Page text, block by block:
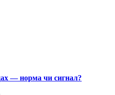
— норма чи сигнал?